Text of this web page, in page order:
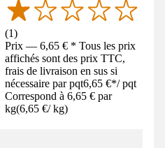
(1)
Prix — 6,65 € * Tous les prix
affichés sont des prix TTC,
frais de livraison en sus si
nécessaire par pqt6,65 €*/ pqt
Correspond à 6,65 € par
kg(6,65 €/ kg)